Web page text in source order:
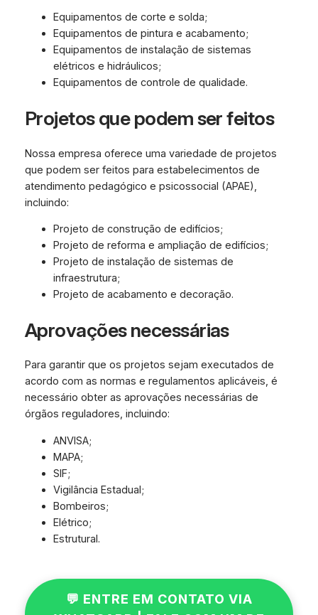
Equipamentos de corte e solda;
Equipamentos de pintura e acabamento;
Equipamentos de instalação de sistemas
elétricos e hidráulicos;
Equipamentos de controle de qualidade.
Projetos que podem ser feitos
Nossa empresa oferece uma variedade de projetos
que podem ser feitos para estabelecimentos de
atendimento pedagógico e psicossocial (APAE),
incluindo:
Projeto de construção de edifícios;
Projeto de reforma e ampliação de edifícios;
Projeto de instalação de sistemas de
infraestrutura;
Projeto de acabamento e decoração.
Aprovações necessárias
Para garantir que os projetos sejam executados de
acordo com as normas e regulamentos aplicáveis, é
necessário obter as aprovações necessárias de
órgãos reguladores, incluindo:
ANVISA;
MAPA;
SIF;
Vigilância Estadual;
Bombeiros;
Elétrico;
Estrutural.